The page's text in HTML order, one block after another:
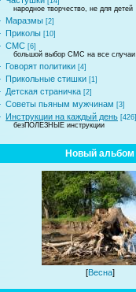
народное творчество, не для детей
Маразмы [2]
Приколы [10]
СМС [6]
большой выбор СМС на все случаи
Говорят политики [4]
Прикольные стишки [1]
Детская страничка [2]
Советы пьяным мужчинам [3]
Инструкции на каждый день [426]
безПОЛЕЗНЫЕ инструкции
Новый альбом
[Весна]